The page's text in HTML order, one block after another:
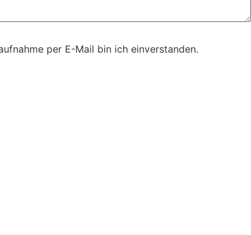
per E-Mail bin ich einverstanden.